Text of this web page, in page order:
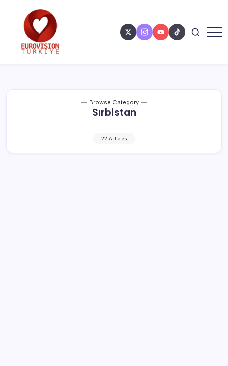
Browse Category
Sırbistan
22 Articles